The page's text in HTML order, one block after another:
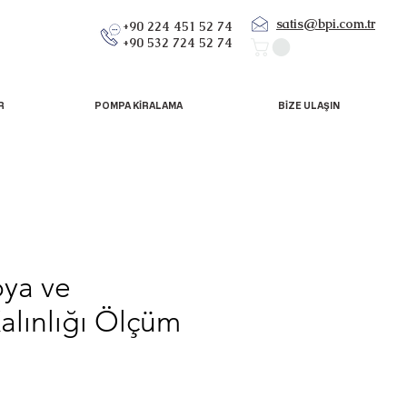
+90 224 451 52 74
+90 532 724 52 74
satis@bpi.com.tr
POMPA KİRALAMA BİZE ULAŞIN
ve
Ölçüm